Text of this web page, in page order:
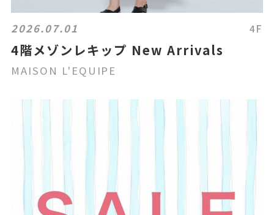
2026.07.01 4F
4階メゾンレキップ New Arrivals
MAISON L'EQUIPE